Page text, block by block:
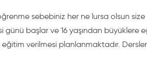
sebebiniz her ne lursa olsun
başlar ve 16 yaşından büyüklere
verilmesi planlanmaktadır. Dersler